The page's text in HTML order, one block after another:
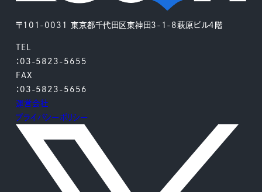
〒101-0031 東京都千代田区東神田3-1-8萩原ビル4階
TEL
：03-5823-5655
FAX
：03-5823-5656
運営会社
プライバシーポリシー